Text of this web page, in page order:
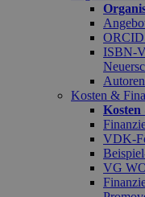
ISBN-
Kosten &
VDK-
VG